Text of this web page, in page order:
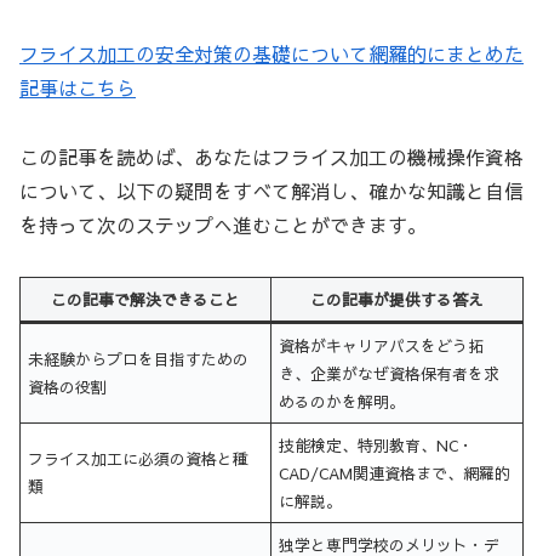
フライス加工の安全対策の基礎について網羅的にまとめた
記事はこちら
この記事を読めば、あなたはフライス加工の機械操作資格
について、以下の疑問をすべて解消し、確かな知識と自信
を持って次のステップへ進むことができます。
この記事で解決できること この記事が提供する答え
未経験からプロを目指すための
資格の役割
資格がキャリアパスをどう拓
き、企業がなぜ資格保有者を求
めるのかを解明。
フライス加工に必須の資格と種
類
技能検定、特別教育、NC・
CAD/CAM関連資格まで、網羅的
に解説。
独学と専門学校のメリット・デ